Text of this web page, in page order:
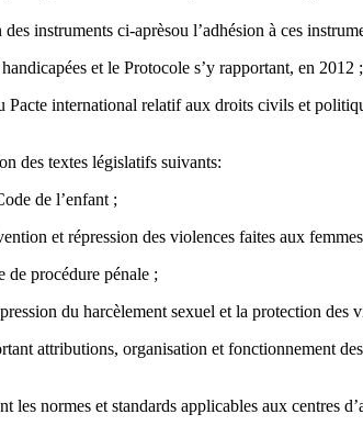
instruments ci‑aprèsou l’adhésion à ces
et le Protocole s’y rapportant, en 2012 ;
international relatif aux droits civils et
des textes législatifs suivants:
de l’enfant ;
et répression des violences faites aux
procédure pénale ;
du harcèlement sexuel et la protection des
attributions, organisation et fonctionnement
normes et standards applicables aux centres